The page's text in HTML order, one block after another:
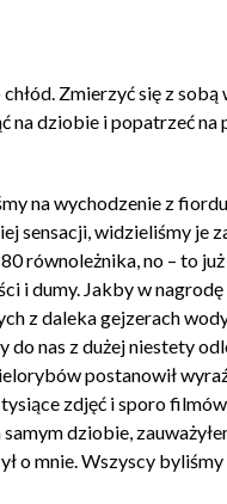
Zmierzyć się z
dziobie i popatrzeć na
na wychodzenie z
sensacji, widzieliśmy je
równoleżnika, no – to
i dumy. Jakby w
z daleka gejzerach
nas z dużej niestety
postanowił
zdjęć i sporo
dziobie,
o mnie. Wszyscy